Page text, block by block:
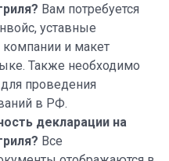
Вам потребуется
уставные
и макет
Также необходимо
проведения
в РФ.
декларации на
Все